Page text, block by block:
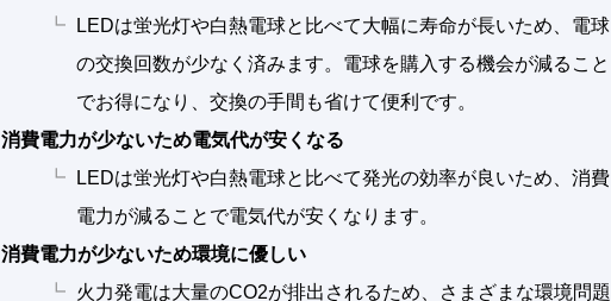
LEDは蛍光灯や白熱電球と比べて大幅に寿命が長いため、電球
の交換回数が少なく済みます。電球を購入する機会が減ること
でお得になり、交換の手間も省けて便利です。
消費電力が少ないため電気代が安くなる
LEDは蛍光灯や白熱電球と比べて発光の効率が良いため、消費
電力が減ることで電気代が安くなります。
消費電力が少ないため環境に優しい
火力発電は大量のCO2が排出されるため、さまざまな環境問題